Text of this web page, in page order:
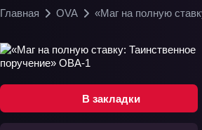
Главная OVA «Маг на полную
В закладки